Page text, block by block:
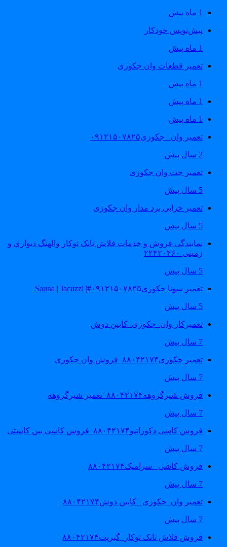
1 ماه پیش
پیش‌نویس خودکار
تعمیر قطعات وان جکوزی
1 ماه پیش
1 ماه پیش
تعمیر وان _جکوزی۰۹۱۲۱۵۰۷۸۲۵
تعمیر جت وان جکوزی
تعمیر خرابی برد مدار وان جکوزی
نمایندگی فروش و خدمات فلاش تانک توکار والهنگ دیواری و
زمینی ۲۲۴۲۰۴۶۰
تعمیر سونا جکوزی۰۹۱۲۱۵۰۷۸۲۵#| Sauna | Jacuzzi
تعمیرکار وان_جکوزی_کابین دوش
تعمیر جکوزی۸۸۰۴۲۱۷۴_فروش وان جکوزی
فروش شیرگروهه۸۸۰۴۲۱۷۴_تعمیر شیرگروهه
فروش کاشی دکوراتیو۸۸۰۴۲۱۷۴_فروش کاشی بین کابینتی
فروش کاشی _سرامیک۸۸۰۴۲۱۷۴
تعمیر وان_جکوزی_ کابین دوش۸۸۰۴۲۱۷۴
فروش فلاش تانک توکار_گبریت۸۸۰۴۲۱۷۴